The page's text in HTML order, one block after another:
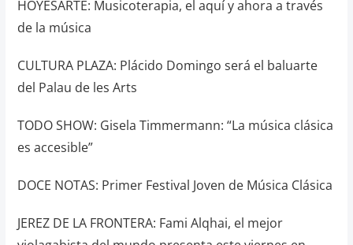
HOYESARTE: Musicoterapia, el aquí y ahora a través
de la música
CULTURA PLAZA: Plácido Domingo será el baluarte
del Palau de les Arts
TODO SHOW: Gisela Timmermann: “La música clásica
es accesible”
DOCE NOTAS: Primer Festival Joven de Música Clásica
JEREZ DE LA FRONTERA: Fami Alqhai, el mejor